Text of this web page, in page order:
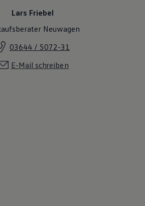
Lars Friebel
Neuwagen
03644 / 5072-31
E-Mail schreiben